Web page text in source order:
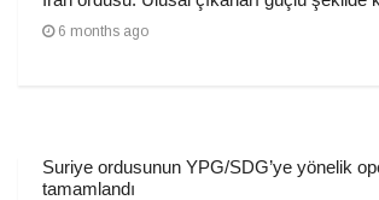
6 months ago
Suriye ordusunun YPG/SDG’ye yönelik
tamamlandı